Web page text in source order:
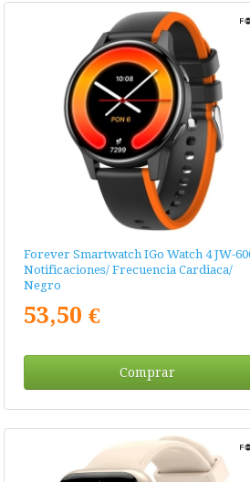
Forever Smartwatch IGo Watch 4 JW-
Notificaciones/ Frecuencia Cardiaca/
Negro
53,50 €
Comprar